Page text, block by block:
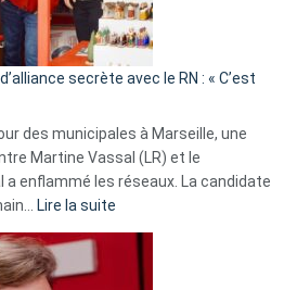
Algérie
secrète avec le RN : « C’est
des municipales à Marseille, une
Martine Vassal (LR) et le
enflammé les réseaux. La candidate
Lire la suite